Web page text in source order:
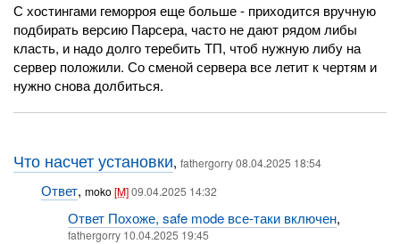
С хостингами геморроя еще больше - приходится вручную
подбирать версию Парсера, часто не дают рядом либы
класть, и надо долго теребить ТП, чтоб нужную либу на
сервер положили. Со сменой сервера все летит к чертям и
нужно снова долбиться.
Что насчет установки,fathergorry 08.04.2025 18:54
Ответ, moko[M] 09.04.2025 14:32
Ответ Похоже, safe mode все-таки включен,
fathergorry 10.04.2025 19:45